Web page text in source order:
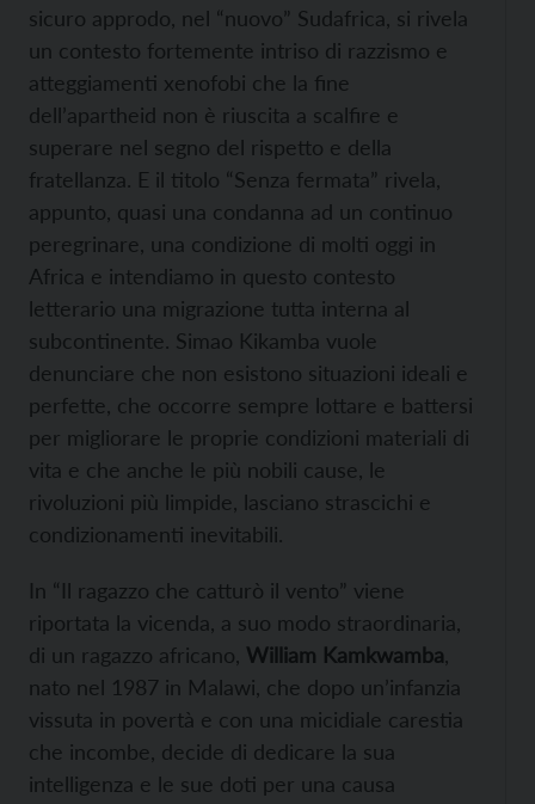
sicuro approdo, nel “nuovo” Sudafrica, si rivela
un contesto fortemente intriso di razzismo e
atteggiamenti xenofobi che la fine
dell’apartheid non è riuscita a scalfire e
superare nel segno del rispetto e della
fratellanza. E il titolo “Senza fermata” rivela,
appunto, quasi una condanna ad un continuo
peregrinare, una condizione di molti oggi in
Africa e intendiamo in questo contesto
letterario una migrazione tutta interna al
subcontinente. Simao Kikamba vuole
denunciare che non esistono situazioni ideali e
perfette, che occorre sempre lottare e battersi
per migliorare le proprie condizioni materiali di
vita e che anche le più nobili cause, le
rivoluzioni più limpide, lasciano strascichi e
condizionamenti inevitabili.
In “Il ragazzo che catturò il vento” viene
riportata la vicenda, a suo modo straordinaria,
di un ragazzo africano, William Kamkwamba
nato nel 1987 in Malawi, che dopo un’infanzia
vissuta in povertà e con una micidiale carestia
che incombe, decide di dedicare la sua
intelligenza e le sue doti per una causa